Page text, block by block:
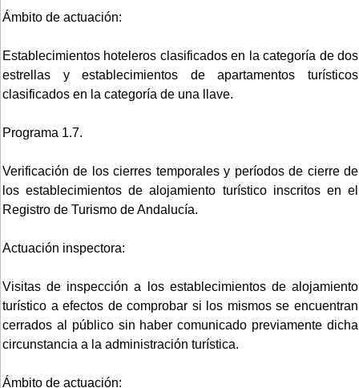
Ámbito de actuación:
Establecimientos hoteleros clasificados en la categoría de dos
estrellas y establecimientos de apartamentos turísticos
clasificados en la categoría de una llave.
Programa 1.7.
Verificación de los cierres temporales y períodos de cierre de
los establecimientos de alojamiento turístico inscritos en el
Registro de Turismo de Andalucía.
Actuación inspectora:
Visitas de inspección a los establecimientos de alojamiento
turístico a efectos de comprobar si los mismos se encuentran
cerrados al público sin haber comunicado previamente dicha
circunstancia a la administración turística.
Ámbito de actuación: